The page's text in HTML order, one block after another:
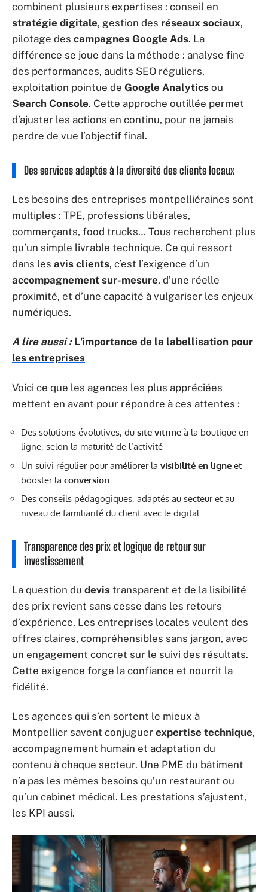
combinent plusieurs expertises : conseil en
stratégie digitale, gestion des réseaux sociaux,
pilotage des campagnes Google Ads. La
différence se joue dans la méthode : analyse fine
des performances, audits SEO réguliers,
exploitation pointue de Google Analytics ou
Search Console. Cette approche outillée permet
d’ajuster les actions en continu, pour ne jamais
perdre de vue l’objectif final.
Des services adaptés à la diversité des clients locaux
Les besoins des entreprises montpelliéraines sont
multiples : TPE, professions libérales,
commerçants, food trucks… Tous recherchent plus
qu’un simple livrable technique. Ce qui ressort
dans les avis clients, c’est l’exigence d’un
accompagnement sur-mesure, d’une réelle
proximité, et d’une capacité à vulgariser les enjeux
numériques.
A lire aussi : L'importance de la labellisation pour
les entreprises
Voici ce que les agences les plus appréciées
mettent en avant pour répondre à ces attentes :
Des solutions évolutives, du site vitrine à la boutique en
ligne, selon la maturité de l’activité
Un suivi régulier pour améliorer la visibilité en ligne et
booster la conversion
Des conseils pédagogiques, adaptés au secteur et au
niveau de familiarité du client avec le digital
Transparence des prix et logique de retour sur
investissement
La question du devis transparent et de la lisibilité
des prix revient sans cesse dans les retours
d’expérience. Les entreprises locales veulent des
offres claires, compréhensibles sans jargon, avec
un engagement concret sur le suivi des résultats.
Cette exigence forge la confiance et nourrit la
fidélité.
Les agences qui s’en sortent le mieux à
Montpellier savent conjuguer expertise technique,
accompagnement humain et adaptation du
contenu à chaque secteur. Une PME du bâtiment
n’a pas les mêmes besoins qu’un restaurant ou
qu’un cabinet médical. Les prestations s’ajustent,
les KPI aussi.